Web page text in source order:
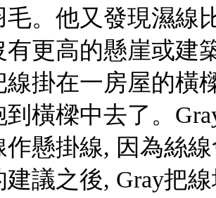
毛。他又發現濕線
有更高的懸崖或建
線掛在一房屋的橫
到橫樑中去了。
作懸掛線, 因為絲
建議之後, Gray把